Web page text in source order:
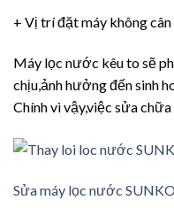
+ Vị trí đặt máy không
Máy lọc nước kêu to sẽ
chịu,ảnh hưởng đến sinh
Chính vì vậy,việc sửa
Sửa máy lọc nước